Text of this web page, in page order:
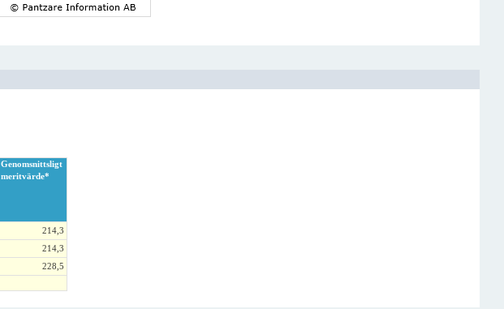
Genomsnittsligt
meritvärde*
214,3
214,3
228,5